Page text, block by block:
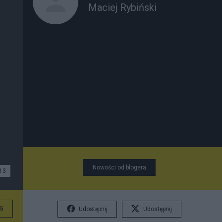
13
Maciej Rybiński
Nowości od blogera
Udostępnij Udostępnij